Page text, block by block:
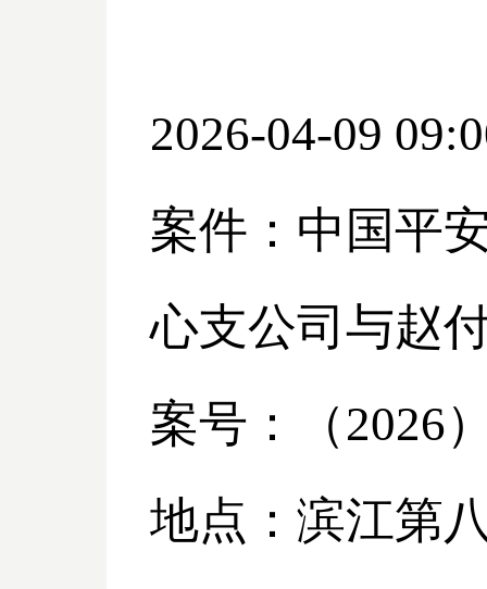
2026-04-09
案件：中国平
心支公司与赵
案号：（2026
地点：滨江第